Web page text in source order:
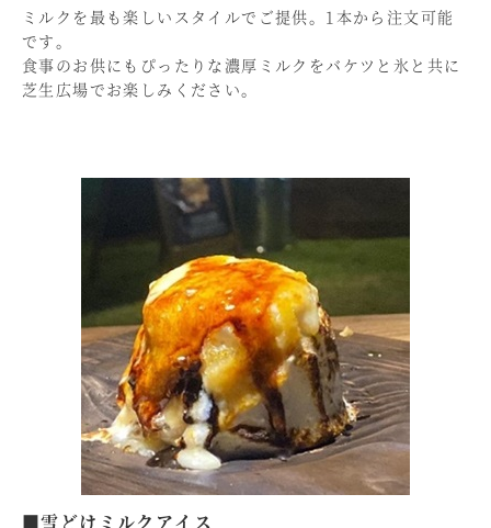
ミルクを最も楽しいスタイルでご提供。1本から注文可能
です。
食事のお供にもぴったりな濃厚ミルクをバケツと氷と共に
芝生広場でお楽しみください。
■雪どけミルクアイス